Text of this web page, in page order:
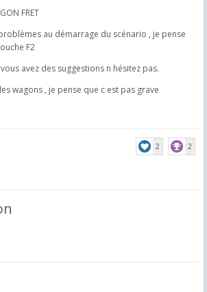
FRET
au démarrage du scénario , je pense
F2
avez des suggestions n hésitez pas.
wagons , je pense que c est pas grave
2 2